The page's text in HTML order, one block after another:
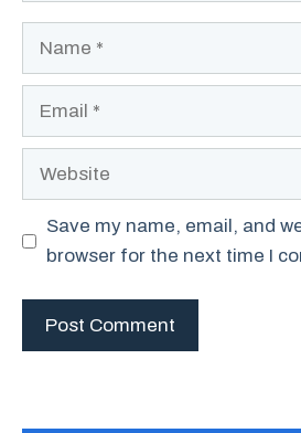
Website
Save my name, email, and
browser for the next time I